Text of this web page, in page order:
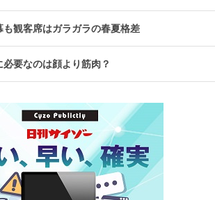
も観客席はガラガラの春夏格差
必要なのは顔より筋肉？